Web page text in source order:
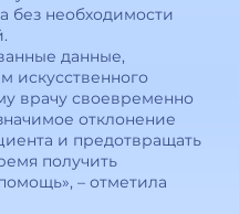
без необходимости
данные,
искусственного
врачу своевременно
отклонение
и предотвращать
получить
– отметила